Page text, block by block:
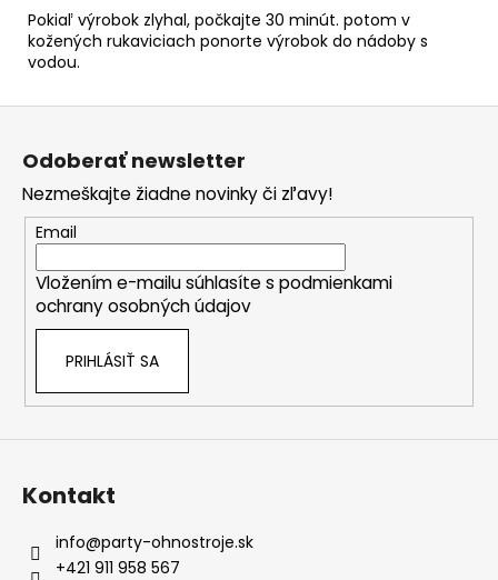
Pokiaľ výrobok zlyhal, počkajte 30 minút. potom v
kožených rukaviciach ponorte výrobok do nádoby s
vodou.
Z
Odoberať newsletter
Nezmeškajte žiadne novinky či zľavy!
Email
Vložením e-mailu súhlasíte s podmienkami
ochrany osobných údajov
PRIHLÁSIŤ SA
Kontakt
info@party-ohnostroje.sk
+421 911 958 567